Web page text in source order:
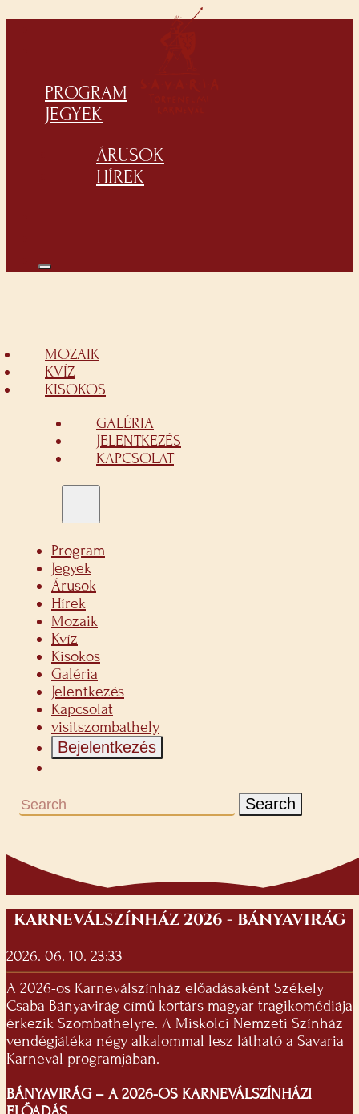
PROGRAM
JEGYEK
ÁRUSOK
HÍREK
MOZAIK
KVÍZ
KISOKOS
GALÉRIA
JELENTKEZÉS
KAPCSOLAT
Program
Jegyek
Árusok
Hírek
Mozaik
Kvíz
Kisokos
Galéria
Jelentkezés
Kapcsolat
visitszombathely
Bejelentkezés
Search
KARNEVÁLSZÍNHÁZ 2026 - BÁNYAVIRÁG
2026. 06. 10. 23:33
A 2026-os Karneválszínház előadásaként Székely
Csaba Bányavirág című kortárs magyar tragikomédiája
érkezik Szombathelyre. A Miskolci Nemzeti Színház
vendégjátéka négy alkalommal lesz látható a Savaria
Karnevál programjában.
BÁNYAVIRÁG – A 2026-OS KARNEVÁLSZÍNHÁZI